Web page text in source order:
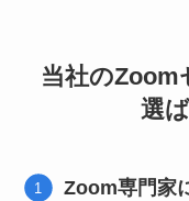
当社のZoom
選
Zoom専門家